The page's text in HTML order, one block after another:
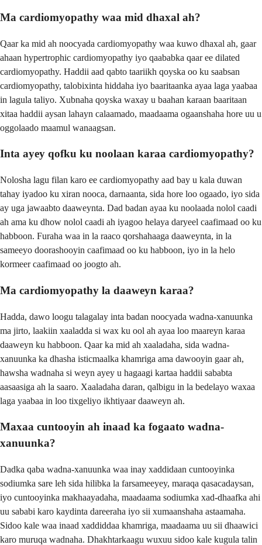
Ma cardiomyopathy waa mid dhaxal ah?
Qaar ka mid ah noocyada cardiomyopathy waa kuwo dhaxal ah, gaar
ahaan hypertrophic cardiomyopathy iyo qaababka qaar ee dilated
cardiomyopathy. Haddii aad qabto taariikh qoyska oo ku saabsan
cardiomyopathy, talobixinta hiddaha iyo baaritaanka ayaa laga yaabaa
in lagula taliyo. Xubnaha qoyska waxay u baahan karaan baaritaan
xitaa haddii aysan lahayn calaamado, maadaama ogaanshaha hore uu u
oggolaado maamul wanaagsan.
Inta ayey qofku ku noolaan karaa cardiomyopathy?
Nolosha lagu filan karo ee cardiomyopathy aad bay u kala duwan
tahay iyadoo ku xiran nooca, darnaanta, sida hore loo ogaado, iyo sida
ay uga jawaabto daaweynta. Dad badan ayaa ku noolaada nolol caadi
ah ama ku dhow nolol caadi ah iyagoo helaya daryeel caafimaad oo ku
habboon. Furaha waa in la raaco qorshahaaga daaweynta, in la
sameeyo doorashooyin caafimaad oo ku habboon, iyo in la helo
kormeer caafimaad oo joogto ah.
Ma cardiomyopathy la daaweyn karaa?
Hadda, dawo loogu talagalay inta badan noocyada wadna-xanuunka
ma jirto, laakiin xaaladda si wax ku ool ah ayaa loo maareyn karaa
daaweyn ku habboon. Qaar ka mid ah xaaladaha, sida wadna-
xanuunka ka dhasha isticmaalka khamriga ama dawooyin gaar ah,
hawsha wadnaha si weyn ayey u hagaagi kartaa haddii sababta
aasaasiga ah la saaro. Xaaladaha daran, qalbigu in la bedelayo waxaa
laga yaabaa in loo tixgeliyo ikhtiyaar daaweyn ah.
Maxaa cuntooyin ah inaad ka fogaato wadna-
xanuunka?
Dadka qaba wadna-xanuunka waa inay xaddidaan cuntooyinka
sodiumka sare leh sida hilibka la farsameeyey, maraqa qasacadaysan,
iyo cuntooyinka makhaayadaha, maadaama sodiumka xad-dhaafka ahi
uu sababi karo kaydinta dareeraha iyo sii xumaanshaha astaamaha.
Sidoo kale waa inaad xaddiddaa khamriga, maadaama uu sii dhaawici
karo muruqa wadnaha. Dhakhtarkaagu wuxuu sidoo kale kugula talin